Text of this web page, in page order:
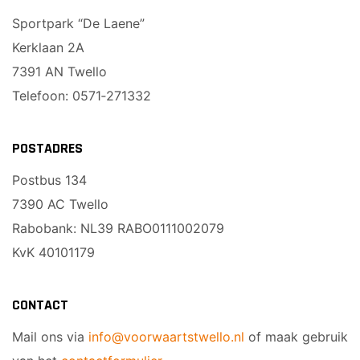
Sportpark “De Laene”
Kerklaan 2A
7391 AN Twello
Telefoon: 0571‑271332
POSTADRES
Postbus 134
7390 AC Twello
Rabobank: NL39 RABO0111002079
KvK 40101179
CONTACT
Mail ons via info@voorwaartstwello.nl of maak gebruik